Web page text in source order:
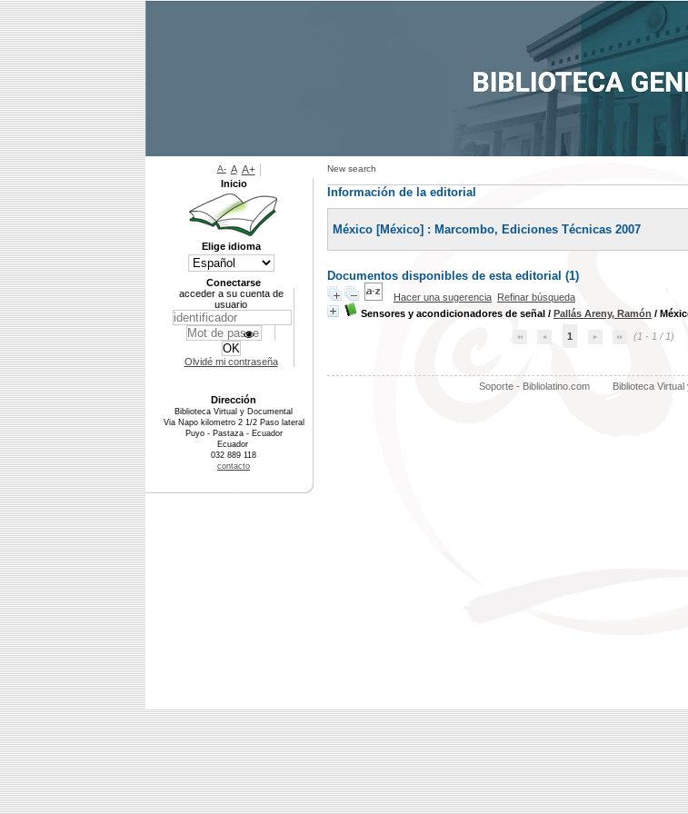
New search
Información de la editorial
México [México] : Marcombo, Ediciones Técnicas 2007
Documentos disponibles de esta editorial (1)
Hacer una sugerencia Refinar búsqueda
Sensores y acondicionadores de señal / Pallás Areny, Ramón /
1 (1 - 1 / 1)
Soporte - Bibliolatino.com Biblioteca
A- A A+
Inicio
Elige idioma
Conectarse
acceder a su cuenta de
usuario
Olvidé mi contraseña
Dirección
Biblioteca Virtual y Documental
Via Napo kilometro 2 1/2 Paso lateral
Puyo - Pastaza - Ecuador
Ecuador
032 889 118
contacto